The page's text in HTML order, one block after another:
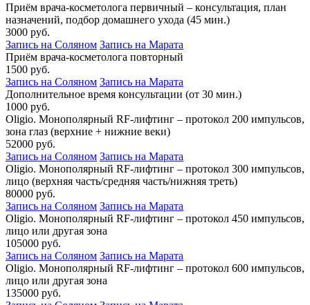
Приём врача-косметолога первичный – консультация, план
назначений, подбор домашнего ухода (45 мин.)
3000 руб.
Запись на Соляном Запись на Марата
Приём врача-косметолога повторный
1500 руб.
Запись на Соляном Запись на Марата
Дополнительное время консультации (от 30 мин.)
1000 руб.
Oligio. Монополярный RF-лифтинг – протокол 200 импульсов,
зона глаз (верхние + нижние веки)
52000 руб.
Запись на Соляном Запись на Марата
Oligio. Монополярный RF-лифтинг – протокол 300 импульсов,
лицо (верхняя часть/средняя часть/нижняя треть)
80000 руб.
Запись на Соляном Запись на Марата
Oligio. Монополярный RF-лифтинг – протокол 450 импульсов,
лицо или другая зона
105000 руб.
Запись на Соляном Запись на Марата
Oligio. Монополярный RF-лифтинг – протокол 600 импульсов,
лицо или другая зона
135000 руб.